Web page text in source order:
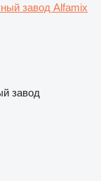
завод Alfamix
завод